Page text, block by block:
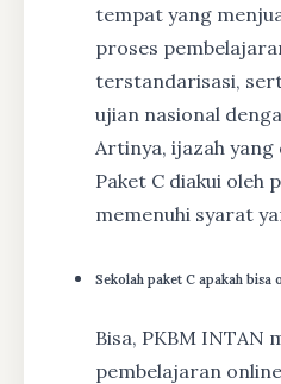
tempat yang
proses
terstandarisasi,
ujian nasional
Artinya, ijazah yang
Paket C diakui oleh
memenuhi syarat
Sekolah paket C apakah bisa
Bisa, PKBM INTAN
pembelajaran